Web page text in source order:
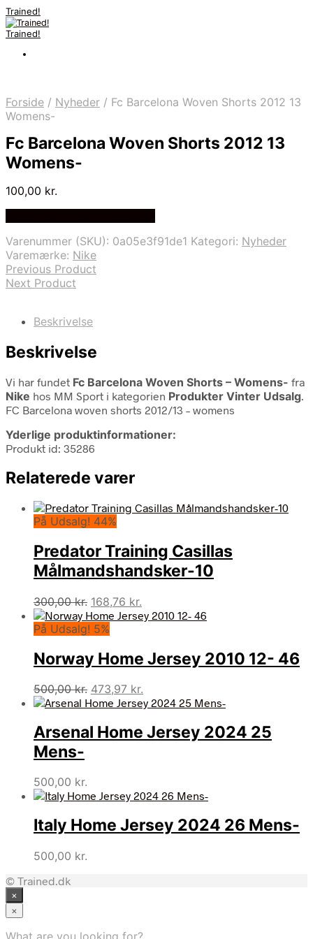
Trained!
Trained!
Forside / Nyheder / Fc Barcelona Woven Shorts 2012 13
Womens-
Fc Barcelona Woven Shorts 2012 13
Womens-
100,00 kr.
Varenummer (SKU): 0a05e3f91de1 Kategori: Nyheder
Varemærke: Nike
Previous Product
Next Product
Beskrivelse
Beskrivelse
Vi har fundet Fc Barcelona Woven Shorts – Womens- fra
Nike hos MM Sport i kategorien Produkter Vinter Udsalg.
FC Barcelona woven shorts 2012/13 – womens
Yderlige produktinformationer:
Produkt id: 35286
Relaterede varer
På Udsalg! 44%
Predator Training Casillas
Målmandshandsker-10
300,00kr. Den
oprindelige
pris
300,00 kr..
168,76 kr.
aktuelle
168,76 kr..
På Udsalg! 5%
Norway Home Jersey 2010 12- 46
500,00kr. Den
oprindelige
var:
500,00 kr..
473,97 kr.
aktuelle
er:
473,97 kr..
Arsenal Home Jersey 2024 25
Mens-
500,00 kr.
Italy Home Jersey 2024 26 Mens-
500,00 kr.
© Trained.dk
×
×
What are you looking for?